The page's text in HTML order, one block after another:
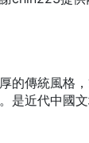
的傳統風格，
是近代中國